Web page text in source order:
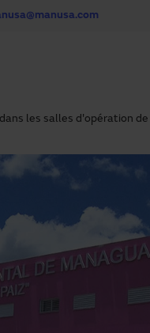
les salles d'opération